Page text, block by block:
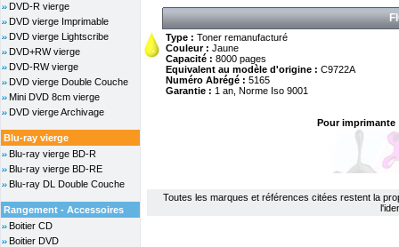
DVD-R vierge
DVD vierge Imprimable
DVD vierge Lightscribe
DVD+RW vierge
DVD-RW vierge
DVD vierge Double Couche
Mini DVD 8cm vierge
DVD vierge Archivage
Blu-ray vierge
Blu-ray vierge BD-R
Blu-ray vierge BD-RE
Blu-ray DL Double Couche
Rangement - Accessoires
Boitier CD
Boitier DVD
Type : Toner remanufacturé
Couleur : Jaune
Capacité : 8000 pages
Equivalent au modèle d'origine : C9722A
Numéro Abrégé : 5165
Garantie : 1 an, Norme Iso 9001
Pour imprimante
Toutes les marques et références citées restent la